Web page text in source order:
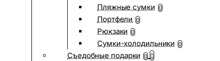
Пляжные сумки 0
Портфели 0
Рюкзаки 0
Сумки-холодильники 0
Съедобные подарки 0